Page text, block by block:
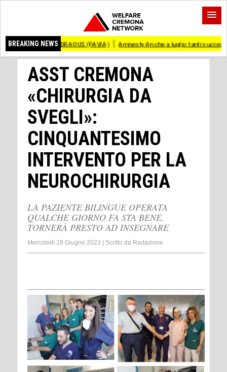
BREAKING NEWS
ANDRAOUS (PAVIA) Amnesty Anche a luglio tanti successi ed ingiustizie
ASST CREMONA
«CHIRURGIA DA
SVEGLI»:
CINQUANTESIMO
INTERVENTO PER LA
NEUROCHIRURGIA
LA PAZIENTE BILINGUE OPERATA
QUALCHE GIORNO FA STA BENE.
TORNERÀ PRESTO AD INSEGNARE
Mercoledì 28 Giugno 2023 Scritto da Redazione